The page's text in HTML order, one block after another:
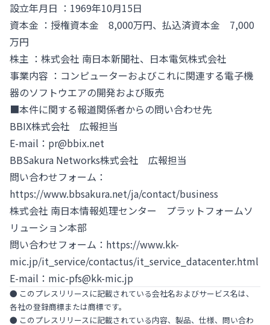
設立年月日 ：1969年10月15日
資本金 ：授権資本金 8,000万円、払込済資本金 7,000
万円
株主 ：株式会社 南日本新聞社、日本電気株式会社
事業内容 ：コンピューターおよびこれに関連する電子機
器のソフトウエアの開発および販売
■本件に関する報道関係者からの問い合わせ先
BBIX株式会社 広報担当
E-mail： pr@bbix.net
BBSakura Networks株式会社 広報担当
問い合わせフォーム：
https://www.bbsakura.net/ja/contact/business
株式会社 南日本情報処理センター プラットフォームソ
リューション本部
問い合わせフォーム： https://www.kk-
mic.jp/it_service/contactus/it_service_datacenter.html
E-mail： mic-pfs@kk-mic.jp
● このプレスリリースに記載されている会社名およびサービス名は、
各社の登録商標または商標です。
● このプレスリリースに記載されている内容、製品、仕様、問い合わ